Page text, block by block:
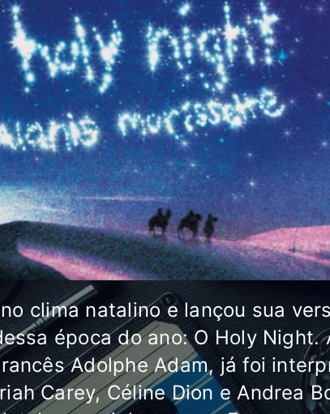
clima natalino e lançou sua
época do ano: O Holy Night.
Adolphe Adam, já foi
Carey, Céline Dion e Andrea